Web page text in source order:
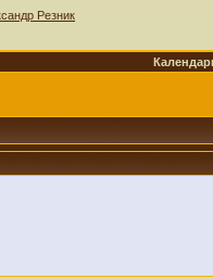
Резник